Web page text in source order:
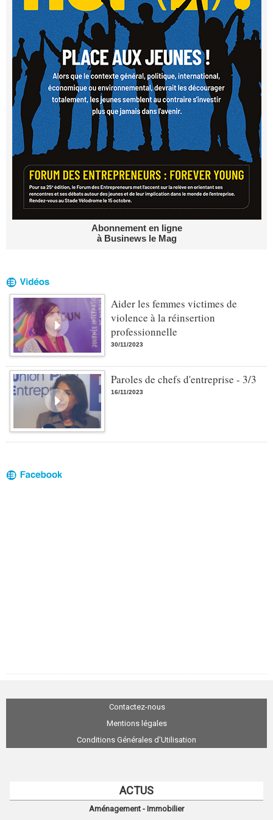
Abonnement en ligne
à Businews le Mag
Aider les femmes victimes de
violence à la réinsertion
professionnelle
30/11/2023
Paroles de chefs d'entreprise - 3/3
16/11/2023
Contactez-nous
Mentions légales
Conditions Générales d'Utilisation
ACTUS
Aménagement - Immobilier